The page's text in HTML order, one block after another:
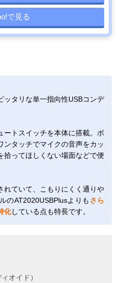
で見る
ッタリな単一指向性USBコンデ
ートスイッチを本体に搭載。ボ
ンタッチでマイクの音声をカッ
拾ってほしくない場面などで便
れていて、こもりにくく通りや
のAT2020USBPlusよりも さら
化している点も特長です。
オイド）